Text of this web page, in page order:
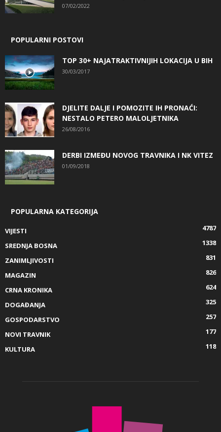
07/02/2022
POPULARNI POSTOVI
TOP 30+ NAJATRAKTIVNIJIH LOKACIJA U BIH
30/03/2017
DJELITE DALJE I POMOZITE IH PRONAĆI:
NESTALO PETERO MALOLJETNIKA
26/08/2016
DERBI IZMEĐU NOVOG TRAVNIKA I NK VITEZ
01/09/2018
POPULARNA KATEGORIJA
VIJESTI
4787
SREDNJA BOSNA
1338
ZANIMLJIVOSTI
831
MAGAZIN
826
CRNA KRONIKA
624
DOGAĐANJA
325
GOSPODARSTVO
257
NOVI TRAVNIK
177
KULTURA
118